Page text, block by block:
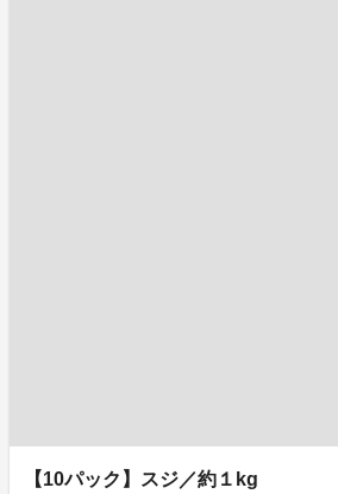
【10パック】スジ／約１kg